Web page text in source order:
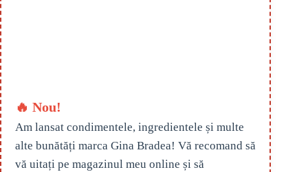
🔥 Nou!
Am lansat condimentele, ingredientele și multe
alte bunătăți marca Gina Bradea! Vă recomand să
vă uitați pe magazinul meu online și să